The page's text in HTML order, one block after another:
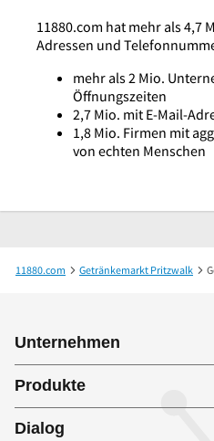
11880.com hat mehr als 4,7
Adressen und
mehr als 2 Mio.
Öffnungszeiten
2,7 Mio. mit E-Mail-
1,8 Mio. Firmen mit
von echten Menschen
11880.com Getränkemarkt Pritzwalk
Unternehmen
Produkte
Dialog